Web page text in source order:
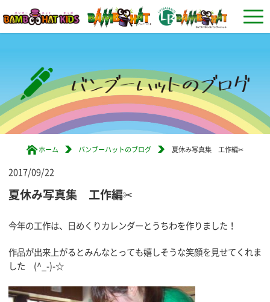
ホーム バンブーハットのブログ 夏休み写真集 工作編✂
2017/09/22
夏休み写真集 工作編✂
今年の工作は、日めくりカレンダーとうちわを作りました！
作品が出来上がるとみんなとっても嬉しそうな笑顔を見せてくれま
した (^_-)-☆